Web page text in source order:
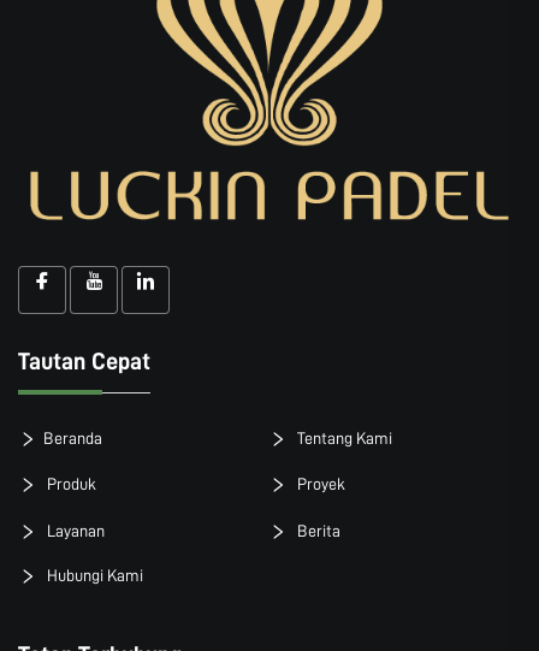
Tautan Cepat
Beranda Tentang Kami
Produk Proyek
Layanan Berita
Hubungi Kami